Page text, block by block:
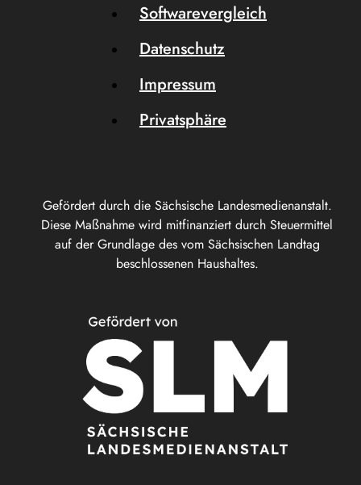
Gefördert durch die Sächsische Landesmedienanstalt.
Diese Maßnahme wird mitfinanziert durch Steuermittel
auf der Grundlage des vom Sächsischen Landtag
beschlossenen Haushaltes.
Softwarevergleich
Datenschutz
Impressum
Privatsphäre